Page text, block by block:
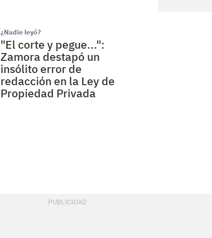
¿Nadie leyó?
"El corte y pegue...":
Zamora destapó un
insólito error de
redacción en la Ley de
Propiedad Privada